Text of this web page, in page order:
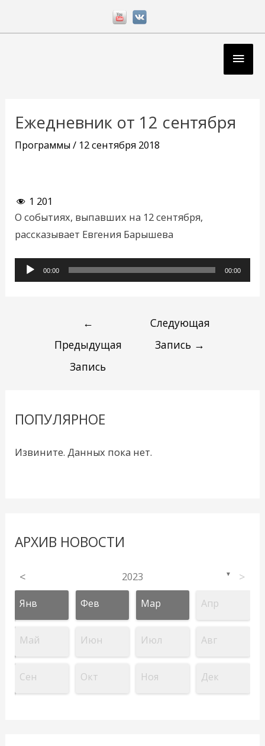
Ежедневник от 12 сентября
Программы/ 12 сентября 2018
1 201
О событиях, выпавших на 12 сентября,
рассказывает Евгения Барышева
Аудиоплеер
00:00 00:00
записям
←
Предыдущая
Запись
Следующая
Запись →
ПОПУЛЯРНОЕ
Извините. Данных пока нет.
АРХИВ НОВОСТИ
< 2023 ▼ >
Янв Фев Мар Апр
Май Июн Июл Авг
Сен Окт Ноя Дек